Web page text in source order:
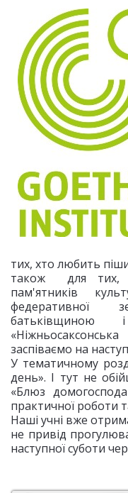
тих, хто любить
також для тих,
пам'ятників
федеративної
заспіваємо на
У тематичному
день». І тут не
«Блюз
практичної роботи
Наші учні вже
не привід
наступної суботи